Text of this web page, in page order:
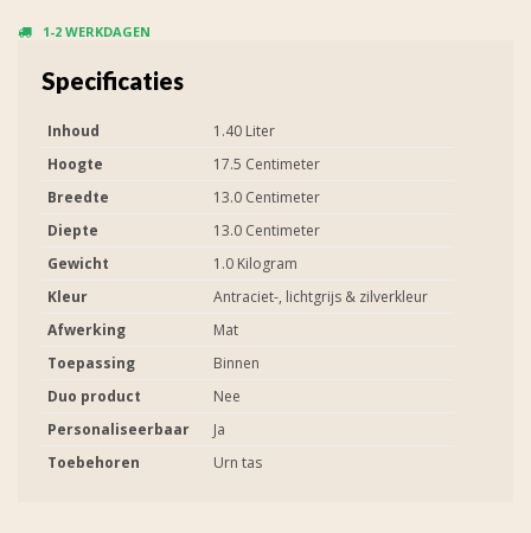
1-2 WERKDAGEN
Specificaties
Inhoud
1.40 Liter
Hoogte
17.5 Centimeter
Breedte
13.0 Centimeter
Diepte
13.0 Centimeter
Gewicht
1.0 Kilogram
Kleur
Antraciet-, lichtgrijs & zilverkleur
Afwerking
Mat
Toepassing
Binnen
Duo product
Nee
Personaliseerbaar
Ja
Toebehoren
Urn tas